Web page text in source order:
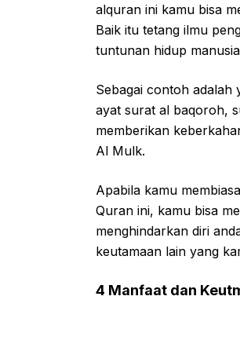
alquran ini kamu bisa
Baik itu tetang ilmu
tuntunan hidup
Sebagai contoh adalah
ayat surat al baqoroh,
memberikan
Al Mulk.
Apabila kamu
Quran ini, kamu bisa
menghindarkan diri
keutamaan lain yang
4 Manfaat dan